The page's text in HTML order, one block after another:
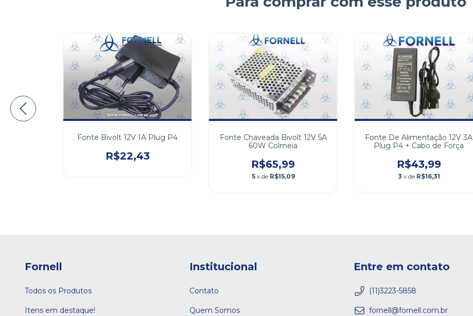
Fonte Bivolt 12V 1A Plug P4
R$22,43
Fonte Chaveada Bivolt 12V 5A
60W Colmeia
R$65,99
5 x de R$15,09
Fonte De Alimentação 12V 3A
Plug P4 + Cabo de Força
R$43,99
3 x de R$16,31
Fornell
Todos os Produtos
Itens em destaque!
Institucional
Contato
Quem Somos
Entre em contato
(11)3223-5858
fornell@fornell.com.br